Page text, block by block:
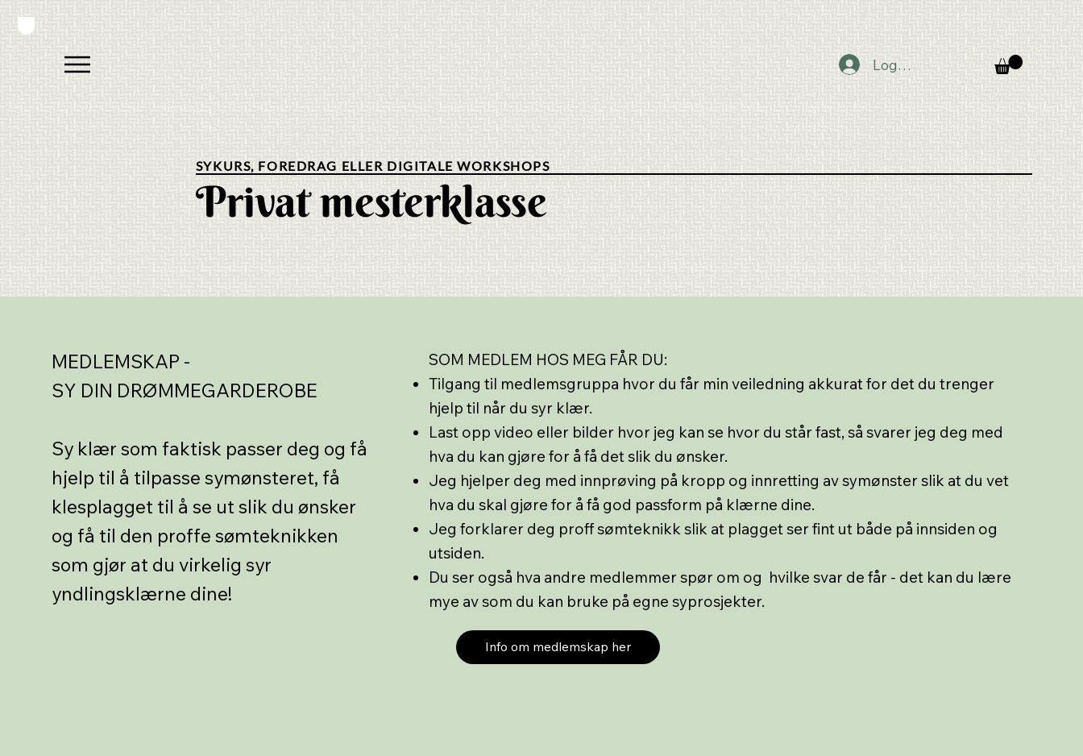
Logg inn
SYKURS, FOREDRAG ELLER DIGITALE WORKSHOPS
Privat mesterklasse
MEDLEMSKAP -
SY DIN DRØMMEGARDEROBE
Sy klær som faktisk passer deg og få
hjelp til å tilpasse symønsteret, få
klesplagget til å se ut slik du ønsker
og få til den proffe sømteknikken
som gjør at du virkelig syr
yndlingsklærne dine!
SOM MEDLEM HOS MEG FÅR DU:
Tilgang til medlemsgruppa hvor du får min veiledning akkurat for det du trenger
hjelp til når du syr klær.
Last opp video eller bilder hvor jeg kan se hvor du står fast, så svarer jeg deg med
hva du kan gjøre for å få det slik du ønsker.
Jeg hjelper deg med innprøving på kropp og innretting av symønster slik at du vet
hva du skal gjøre for å få god passform på klærne dine.
Jeg forklarer deg proff sømteknikk slik at plagget ser fint ut både på innsiden og
utsiden.
Du ser også hva andre medlemmer spør om og hvilke svar de får - det kan du lære
mye av som du kan bruke på egne syprosjekter.
Info om medlemskap her